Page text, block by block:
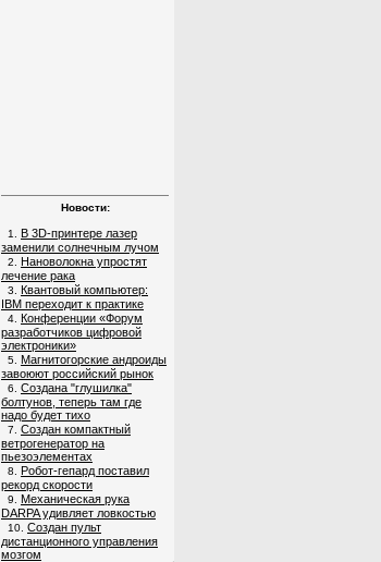
Новости:
1. В 3D-принтере лазер
заменили солнечным лучом
2. Нановолокна упростят
лечение рака
3. Квантовый компьютер:
IBM переходит к практике
4. Конференции «Форум
разработчиков цифровой
электроники»
5. Магнитогорские андроиды
завоюют российский рынок
6. Создана "глушилка"
болтунов, теперь там где
надо будет тихо
7. Создан компактный
ветрогенератор на
пьезоэлементах
8. Робот-гепард поставил
рекорд скорости
9. Механическая рука
DARPA удивляет ловкостью
10. Создан пульт
дистанционного управления
мозгом